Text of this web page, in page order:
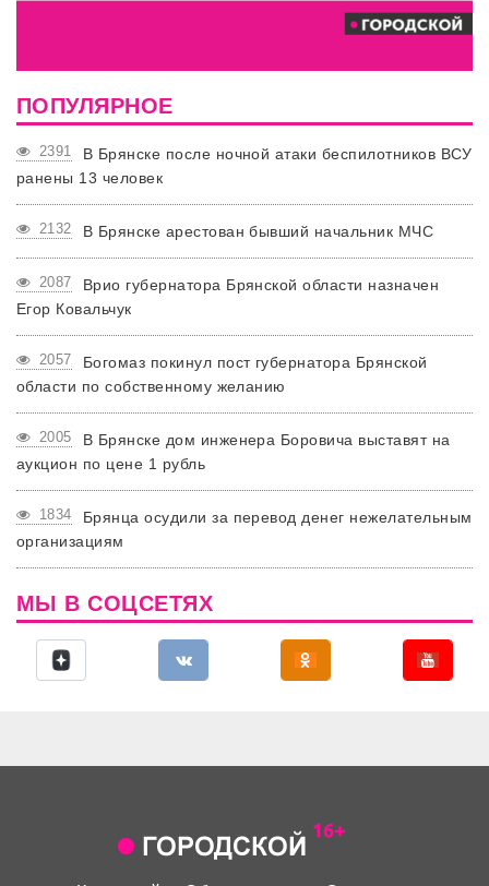
ПОПУЛЯРНОЕ
2391
В Брянске после ночной атаки беспилотников ВСУ
ранены 13 человек
2132 В Брянске арестован бывший начальник МЧС
2087
Врио губернатора Брянской области назначен
Егор Ковальчук
2057
Богомаз покинул пост губернатора Брянской
области по собственному желанию
2005
В Брянске дом инженера Боровича выставят на
аукцион по цене 1 рубль
1834
Брянца осудили за перевод денег нежелательным
организациям
МЫ В СОЦСЕТЯХ